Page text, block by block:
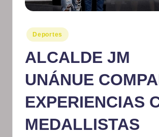
r
m
at
iv
o
Publicado
en
Deportes
ALCALDE JM
UNÁNUE
EXPERIENCIAS
MEDALLISTAS